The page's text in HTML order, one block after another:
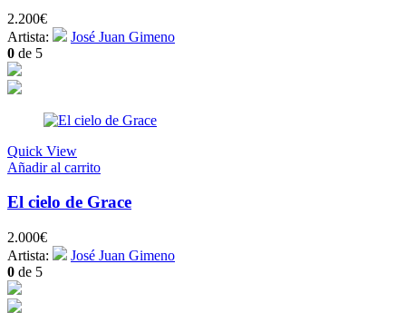
2.200€
Artista:
José Juan Gimeno
0 de 5
Quick View
Añadir al carrito
El cielo de Grace
2.000€
Artista:
José Juan Gimeno
0 de 5